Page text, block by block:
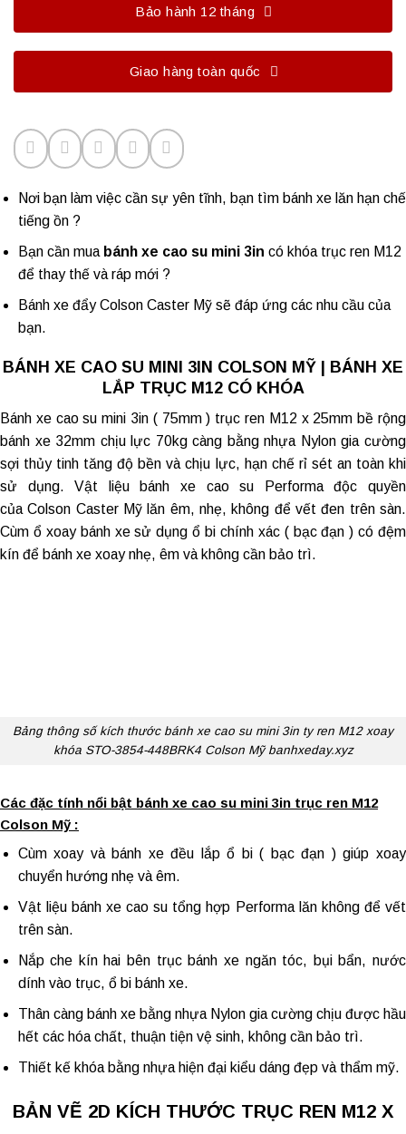
Bảo hành 12 tháng
Giao hàng toàn quốc
Nơi bạn làm việc cần sự yên tĩnh, bạn tìm bánh xe lăn hạn chế
tiếng ồn ?
Bạn cần mua bánh xe cao su mini 3in có khóa trục ren M12
để thay thế và ráp mới ?
Bánh xe đẩy Colson Caster Mỹ sẽ đáp ứng các nhu cầu của
bạn.
BÁNH XE CAO SU MINI 3IN COLSON MỸ | BÁNH XE
LẮP TRỤC M12 CÓ KHÓA
Bánh xe cao su mini 3in ( 75mm ) trục ren M12 x 25mm bề rộng
bánh xe 32mm chịu lực 70kg càng bằng nhựa Nylon gia cường
sợi thủy tinh tăng độ bền và chịu lực, hạn chế rỉ sét an toàn khi
sử dụng. Vật liệu bánh xe cao su Performa độc quyền
của Colson Caster Mỹ lăn êm, nhẹ, không để vết đen trên sàn.
Cùm ổ xoay bánh xe sử dụng ổ bi chính xác ( bạc đạn ) có đệm
kín để bánh xe xoay nhẹ, êm và không cần bảo trì.
Bảng thông số kích thước bánh xe cao su mini 3in ty ren M12 xoay
khóa STO-3854-448BRK4 Colson Mỹ banhxeday.xyz
Các đặc tính nổi bật bánh xe cao su mini 3in trục ren M12
Colson Mỹ :
Cùm xoay và bánh xe đều lắp ổ bi ( bạc đạn ) giúp xoay
chuyển hướng nhẹ và êm.
Vật liệu bánh xe cao su tổng hợp Performa lăn không để vết
trên sàn.
Nắp che kín hai bên trục bánh xe ngăn tóc, bụi bẩn, nước
dính vào trục, ổ bi bánh xe.
Thân càng bánh xe bằng nhựa Nylon gia cường chịu được hầu
hết các hóa chất, thuận tiện vệ sinh, không cần bảo trì.
Thiết kế khóa bằng nhựa hiện đại kiểu dáng đẹp và thẩm mỹ.
BẢN VẼ 2D KÍCH THƯỚC TRỤC REN M12 X